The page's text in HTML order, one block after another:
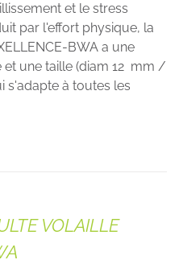
et le stress
par l'effort physique, la
BWA a une
et une taille (diam 12 mm /
s'adapte à toutes les
VOLAILLE